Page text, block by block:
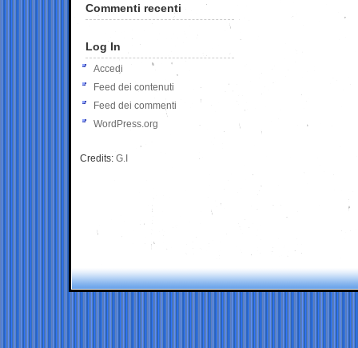
Commenti recenti
Log In
Accedi
Feed dei contenuti
Feed dei commenti
WordPress.org
Credits: G.I